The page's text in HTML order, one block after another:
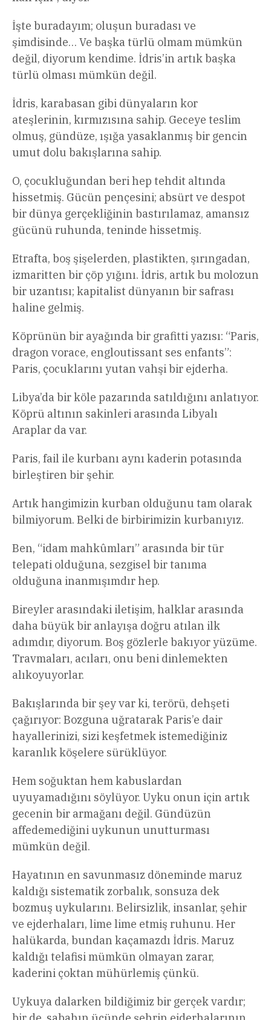
İşte buradayım; oluşun buradası ve
şimdisinde… Ve başka türlü olmam mümkün
değil, diyorum kendime. İdris’in artık başka
türlü olması mümkün değil.
İdris, karabasan gibi dünyaların kor
ateşlerinin, kırmızısına sahip. Geceye teslim
olmuş, gündüze, ışığa yasaklanmış bir gencin
umut dolu bakışlarına sahip.
O, çocukluğundan beri hep tehdit altında
hissetmiş. Gücün pençesini; absürt ve despot
bir dünya gerçekliğinin bastırılamaz, amansız
gücünü ruhunda, teninde hissetmiş.
Etrafta, boş şişelerden, plastikten, şırıngadan,
izmaritten bir çöp yığını. İdris, artık bu molozun
bir uzantısı; kapitalist dünyanın bir safrası
haline gelmiş.
Köprünün bir ayağında bir grafitti yazısı: “Paris,
dragon vorace, engloutissant ses enfants”:
Paris, çocuklarını yutan vahşi bir ejderha.
Libya’da bir köle pazarında satıldığını anlatıyor.
Köprü altının sakinleri arasında Libyalı
Araplar da var.
Paris, fail ile kurbanı aynı kaderin potasında
birleştiren bir şehir.
Artık hangimizin kurban olduğunu tam olarak
bilmiyorum. Belki de birbirimizin kurbanıyız.
Ben, “idam mahkûmları” arasında bir tür
telepati olduğuna, sezgisel bir tanıma
olduğuna inanmışımdır hep.
Bireyler arasındaki iletişim, halklar arasında
daha büyük bir anlayışa doğru atılan ilk
adımdır, diyorum. Boş gözlerle bakıyor yüzüme.
Travmaları, acıları, onu beni dinlemekten
alıkoyuyorlar.
Bakışlarında bir şey var ki, terörü, dehşeti
çağırıyor: Bozguna uğratarak Paris’e dair
hayallerinizi, sizi keşfetmek istemediğiniz
karanlık köşelere sürüklüyor.
Hem soğuktan hem kabuslardan
uyuyamadığını söylüyor. Uyku onun için artık
gecenin bir armağanı değil. Gündüzün
affedemediğini uykunun unutturması
mümkün değil.
Hayatının en savunmasız döneminde maruz
kaldığı sistematik zorbalık, sonsuza dek
bozmuş uykularını. Belirsizlik, insanlar, şehir
ve ejderhaları, lime lime etmiş ruhunu. Her
halükarda, bundan kaçamazdı İdris. Maruz
kaldığı telafisi mümkün olmayan zarar,
kaderini çoktan mühürlemiş çünkü.
Uykuya dalarken bildiğimiz bir gerçek vardır;